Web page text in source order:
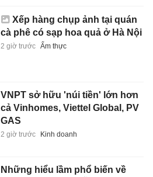
Xếp hàng chụp ảnh tại quán
cà phê có sạp hoa quả ở Hà Nội
2 giờ trước Ẩm thực
VNPT sở hữu 'núi tiền' lớn hơn
cả Vinhomes, Viettel Global, PV
GAS
2 giờ trước Kinh doanh
Những hiểu lầm phổ biến về